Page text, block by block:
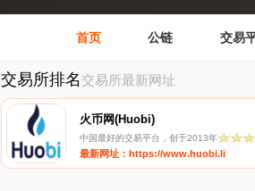
首页 公链 交易
交易所排名交易所最新网址
火币网(Huobi)
中国最好的交易平台，创于2013年
最新网址：https://www.huobi.li